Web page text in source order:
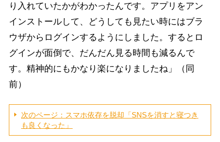
り入れていたかがわかったんです。アプリをアン
インストールして、どうしても見たい時にはブラ
ウザからログインするようにしました。するとロ
グインが面倒で、だんだん見る時間も減るんで
す。精神的にもかなり楽になりましたね」（同
前）
次のページ：スマホ依存を脱却「SNSを消すと寝つき
も良くなった」